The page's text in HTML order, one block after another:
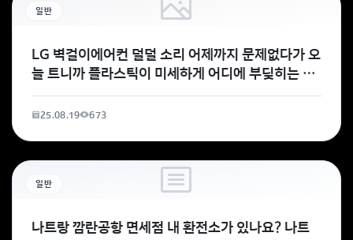
일반
LG 벽걸이에어컨 덜덜 소리 어제까지 문제없다가 오
늘 트니까 플라스틱이 미세하게 어디에 부딪히는 것
같은
25.08.19 673
일반
나트랑 깜란공항 면세점 내 환전소가 있나요? 나트